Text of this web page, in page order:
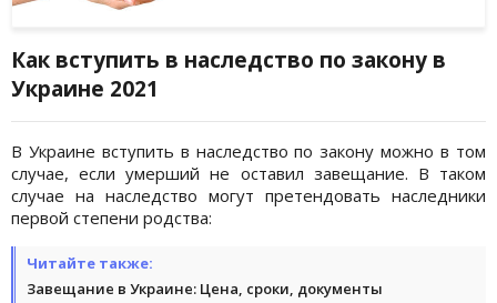
Как вступить в наследство по закону в
Украине 2021
В Украине вступить в наследство по закону можно в том
случае, если умерший не оставил завещание. В таком
случае на наследство могут претендовать наследники
первой степени родства:
Читайте также:
Завещание в Украине: Цена, сроки, документы